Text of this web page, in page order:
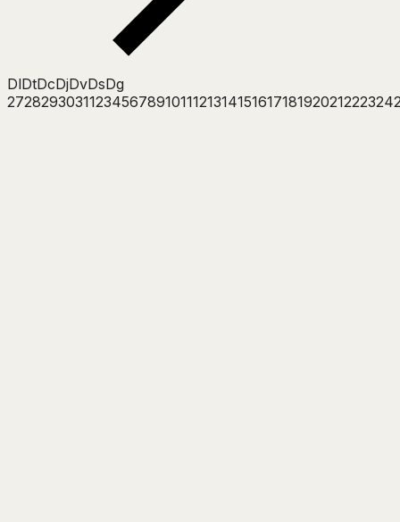
DlDtDcDjDvDsDg
2728293031123456789101112131415161718192021222324